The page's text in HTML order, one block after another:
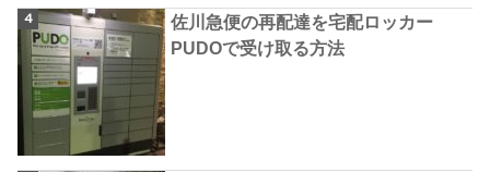
佐川急便の再配達を宅配ロッカー
PUDOで受け取る方法